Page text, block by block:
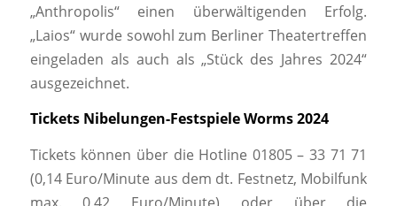
„Anthropolis“ einen überwältigenden Erfolg.
„Laios“ wurde sowohl zum Berliner Theatertreffen
eingeladen als auch als „Stück des Jahres 2024“
ausgezeichnet.
Tickets Nibelungen-Festspiele Worms 2024
Tickets können über die Hotline 01805 – 33 71 71
(0,14 Euro/Minute aus dem dt. Festnetz, Mobilfunk